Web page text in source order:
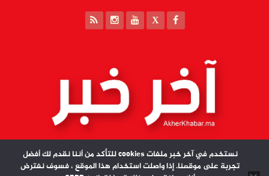
نستخدم في آخر خبر ملفات cookies للتأكد من أننا نقدم لك أفضل
تجربة على موقعنا. إذا واصلت استخدام هذا الموقع ، فسوف نفترض